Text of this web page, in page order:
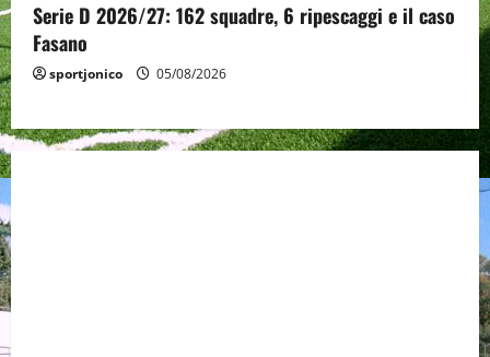
Serie D 2026/27: 162 squadre, 6 ripescaggi e il caso
Fasano
sportjonico 05/08/2026